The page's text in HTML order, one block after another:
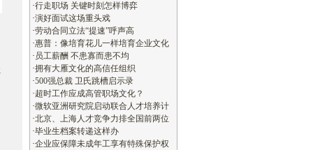
·行走职场 关键时刻怎样博弈
·演好面试这场重头戏
·劳动合同立法“提速”呼声高
·惠普：像培育花儿一样培育企业文化
· 员工薪酬 不患寡而患不均
·拥有大雁文化的高信任组织
·500强总裁 卫氏跳槽启示录
·超时工作应成高管职场文化？
·微软亚洲研究院启动联合人才培养计
·北京、上海人才竞争力排全国前两位
·毕业生档案转递这样办
·企业应保障未成年工享有特殊保护权